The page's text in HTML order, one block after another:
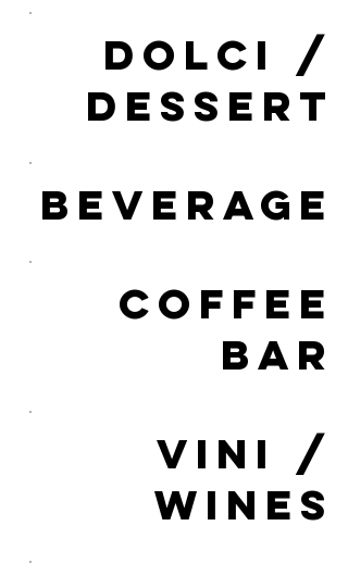
DOLCI /
DESSERT
BEVERAGE
COFFEE
BAR
VINI /
WINES